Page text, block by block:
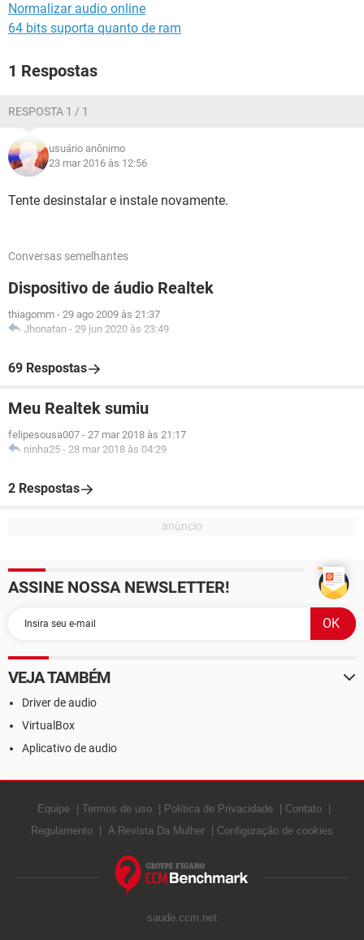
Normalizar audio online
64 bits suporta quanto de ram
1 Respostas
RESPOSTA 1 / 1
usuário anônimo
23 mar 2016 às 12:56
Tente desinstalar e instale novamente.
Conversas semelhantes
Dispositivo de áudio Realtek
thiagomm - 29 ago 2009 às 21:37
Jhonatan - 29 jun 2020 às 23:49
69 Respostas
Meu Realtek sumiu
felipesousa007 - 27 mar 2018 às 21:17
ninha25 - 28 mar 2018 às 04:29
2 Respostas
ASSINE NOSSA NEWSLETTER!
VEJA TAMBÉM
Driver de audio
VirtualBox
Aplicativo de audio
Equipe Termos de uso Política de Privacidade
Contato
Regulamento
A Revista Da Mulher Configuração de cookies
saude.ccm.net